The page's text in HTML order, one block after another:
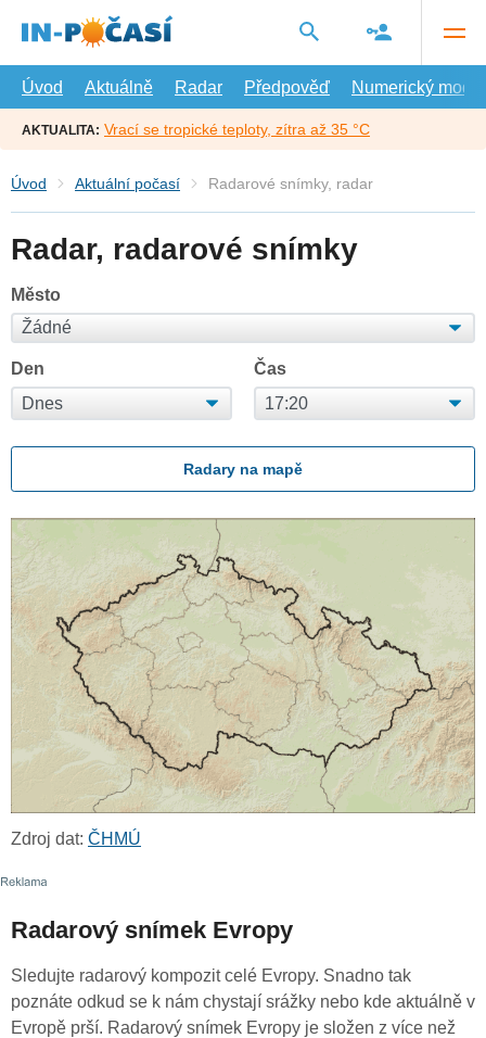
hlavní
Úvod
Aktuálně Radar Předpověď Numerický model
AKTUALITA: Vrací se tropické teploty, zítra až 35 °C
Úvod Aktuální počasí Radarové snímky, radar
Radar, radarové snímky
Město
Den Čas
Radary na mapě
Zdroj dat: ČHMÚ
Radarový snímek Evropy
Sledujte radarový kompozit celé Evropy. Snadno tak
poznáte odkud se k nám chystají srážky nebo kde aktuálně v
Evropě prší. Radarový snímek Evropy je složen z více než